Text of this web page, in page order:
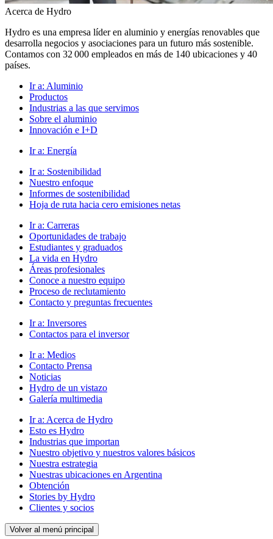
Acerca de Hydro
Hydro es una empresa líder en aluminio y energías renovables que
desarrolla negocios y asociaciones para un futuro más sostenible.
Contamos con 32 000 empleados en más de 140 ubicaciones y 40
países.
Ir a: Aluminio
Productos
Industrias a las que servimos
Sobre el aluminio
Innovación e I+D
Ir a: Energía
Ir a: Sostenibilidad
Nuestro enfoque
Informes de sostenibilidad
Hoja de ruta hacia cero emisiones netas
Ir a: Carreras
Oportunidades de trabajo
Estudiantes y graduados
La vida en Hydro
Áreas profesionales
Conoce a nuestro equipo
Proceso de reclutamiento
Contacto y preguntas frecuentes
Ir a: Inversores
Contactos para el inversor
Ir a: Medios
Contacto Prensa
Noticias
Hydro de un vistazo
Galería multimedia
Ir a: Acerca de Hydro
Esto es Hydro
Industrias que importan
Nuestro objetivo y nuestros valores básicos
Nuestra estrategia
Nuestras ubicaciones en Argentina
Obtención
Stories by Hydro
Clientes y socios
Volver al menú principal